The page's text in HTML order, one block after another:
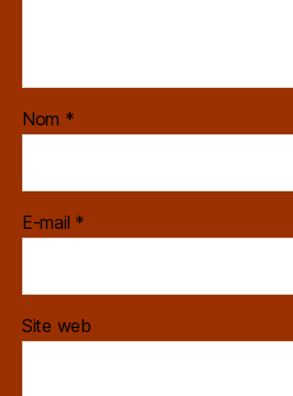
Nom *
E-mail *
Site web